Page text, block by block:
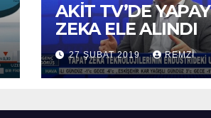
AKİT TV’DE YAPAY
ZEKA ELE ALINDI
27 ŞUBAT 2019 REMZI